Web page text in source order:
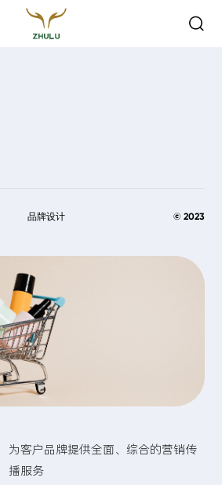
品牌设计 © 2023
为客户品牌提供全面、综合的营销传
播服务